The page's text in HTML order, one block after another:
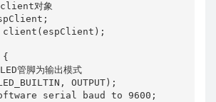
对象
client(espClient);
{
管脚为输出模式
OUTPUT);
serial baud to 9600;